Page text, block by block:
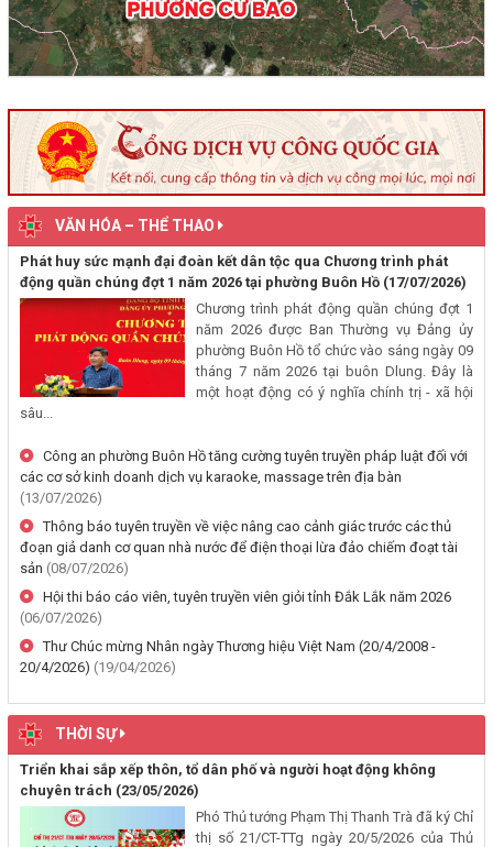
(29/07/2026, 00:00)
Thông báo về việc niêm yết, công khai hồ sơ mất Giấy chứng nhận
Kim Tâm. Thường trú tại: Phường Buôn Hồ, tỉnh Đắk Lắk
(29/07/2026, 00:00)
Thông báo về việc cấp giấy chứng nhận quyền sử dụng đất, tài sản
khác gắn liền với đất cho ông Lê Đình Lộc và ông Lê Đình Hậu sử
dụng đất tại phường Buôn Hồ, tỉnh Đắk Lắk
(24/07/2026, 00:00)
Thông báo về việc niêm yết công khai kết quả kiểm tra hồ sơ đăng
ký, cấp giấy chứng nhận diện tích tăng thêm của ông Nguyễn Tấn
Vương và bà Nguyễn Thị Liễu đang sử dụng đất tại phường Buôn
Hồ, tỉnh Đắk Lắk
(20/07/2026, 00:00)
Thông báo về việc niêm yết, công khai hồ sơ cấp giấy chứng nhận
quyền sử dụng đất lần đầu 02 hồ sơ của các cá nhân đang sử dụng
đất tại Phường Buôn Hồ, tỉnh Đắk Lắk
(06/08/2026, 00:00)
Thông báo về việc niêm yết, công khai hồ sơ mất Giấy chứng nhận
quyền sử dụng đất mang tên bà Nguyễn Thị Hạnh. Thường trú tại:
(06/08/2026, 00:00)
Thông báo về việc niêm yết, công khai hồ sơ mất Giấy chứng nhận
quyền sử dụng đất mang tên ông Phạm Quốc Việt và bà Nông Thị
Ngọc Loan. Thường trú tại: Phường Buôn Hồ, tỉnh Đắk Lắk
(06/08/2026, 00:00)
V/v công khai Quyết định số 2412/QĐ-UBND ngày 31/7/2026 của
VĂN HÓA – THỂ THAO
Phát huy sức mạnh đại đoàn kết dân tộc qua Chương trình phát
động quần chúng đợt 1 năm 2026 tại phường Buôn Hồ (17/07/2026)
Chương trình phát động quần chúng đợt 1
năm 2026 được Ban Thường vụ Đảng ủy
phường Buôn Hồ tổ chức vào sáng ngày 09
tháng 7 năm 2026 tại buôn Dlung. Đây là
một hoạt động có ý nghĩa chính trị - xã hội
sâu...
Công an phường Buôn Hồ tăng cường tuyên truyền pháp luật đối với
các cơ sở kinh doanh dịch vụ karaoke, massage trên địa bàn
(13/07/2026)
Thông báo tuyên truyền về việc nâng cao cảnh giác trước các thủ
đoạn giả danh cơ quan nhà nước để điện thoại lừa đảo chiếm đoạt tài
sản (08/07/2026)
Hội thi báo cáo viên, tuyên truyền viên giỏi tỉnh Đắk Lắk năm 2026
(06/07/2026)
Thư Chúc mừng Nhân ngày Thương hiệu Việt Nam (20/4/2008 -
20/4/2026) (19/04/2026)
THỜI SỰ
Triển khai sắp xếp thôn, tổ dân phố và người hoạt động không
chuyên trách (23/05/2026)
Phó Thủ tướng Phạm Thị Thanh Trà đã ký Chỉ
thị số 21/CT-TTg ngày 20/5/2026 của Thủ